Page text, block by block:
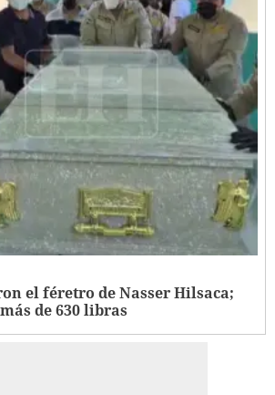
el féretro de Nasser Hilsaca;
de 630 libras